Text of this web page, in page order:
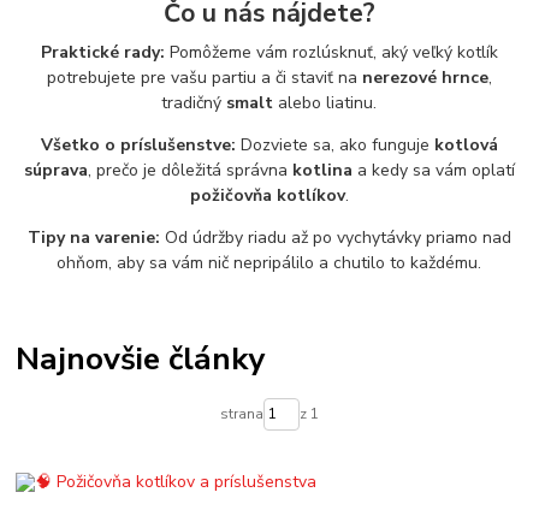
Čo u nás nájdete?
Praktické rady: Pomôžeme vám rozlúsknuť, aký veľký kotlík
potrebujete pre vašu partiu a či staviť na nerezové hrnce,
tradičný smalt alebo liatinu.
Všetko o príslušenstve: Dozviete sa, ako funguje kotlová
súprava, prečo je dôležitá správna kotlina a kedy sa vám oplatí
požičovňa kotlíkov.
Tipy na varenie: Od údržby riadu až po vychytávky priamo nad
ohňom, aby sa vám nič nepripálilo a chutilo to každému.
Najnovšie články
strana z 1